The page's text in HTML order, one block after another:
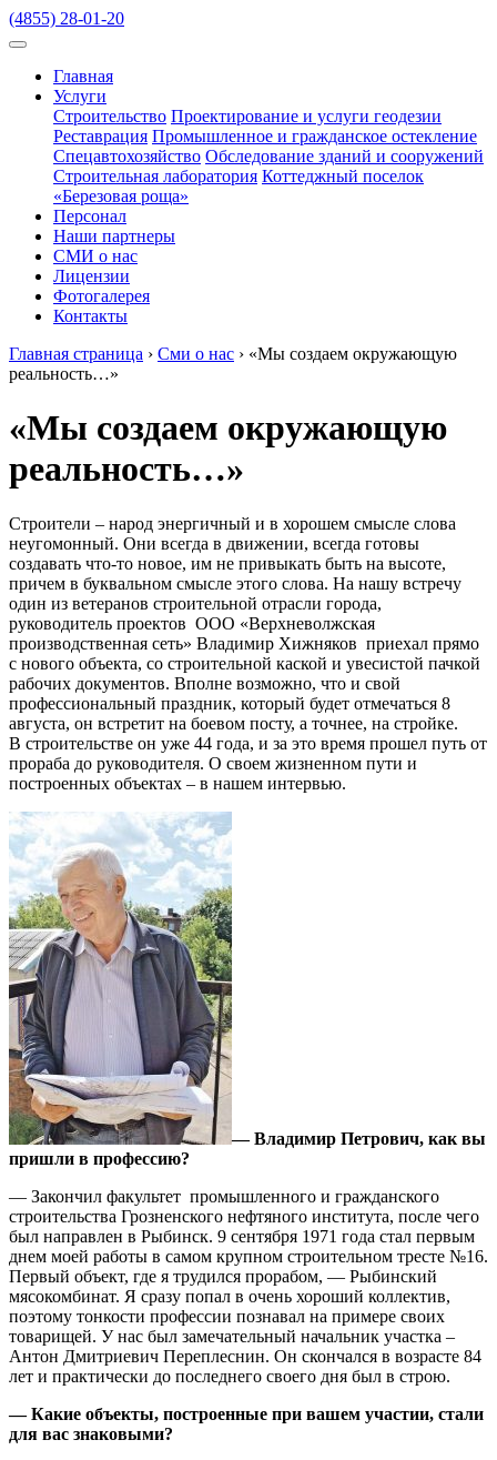
(4855) 28-01-20
Главная
Услуги
Строительство Проектирование и услуги геодезии
Реставрация Промышленное и гражданское остекление
Спецавтохозяйство Обследование зданий и сооружений
Строительная лаборатория Коттеджный поселок
«Березовая роща»
Персонал
Наши партнеры
СМИ о нас
Лицензии
Фотогалерея
Контакты
Главная страница › Сми о нас › «Мы создаем окружающую
реальность…»
«Мы создаем окружающую
реальность…»
Строители – народ энергичный и в хорошем смысле слова
неугомонный. Они всегда в движении, всегда готовы
создавать что-то новое, им не привыкать быть на высоте,
причем в буквальном смысле этого слова. На нашу встречу
один из ветеранов строительной отрасли города,
руководитель проектов ООО «Верхневолжская
производственная сеть» Владимир Хижняков приехал прямо
с нового объекта, со строительной каской и увесистой пачкой
рабочих документов. Вполне возможно, что и свой
профессиональный праздник, который будет отмечаться 8
августа, он встретит на боевом посту, а точнее, на стройке.
В строительстве он уже 44 года, и за это время прошел путь от
прораба до руководителя. О своем жизненном пути и
построенных объектах – в нашем интервью.
— Владимир Петрович, как вы
пришли в профессию?
— Закончил факультет промышленного и гражданского
строительства Грозненского нефтяного института, после чего
был направлен в Рыбинск. 9 сентября 1971 года стал первым
днем моей работы в самом крупном строительном тресте №16.
Первый объект, где я трудился прорабом, — Рыбинский
мясокомбинат. Я сразу попал в очень хороший коллектив,
поэтому тонкости профессии познавал на примере своих
товарищей. У нас был замечательный начальник участка –
Антон Дмитриевич Переплеснин. Он скончался в возрасте 84
лет и практически до последнего своего дня был в строю.
— Какие объекты, построенные при вашем участии, стали
для вас знаковыми?